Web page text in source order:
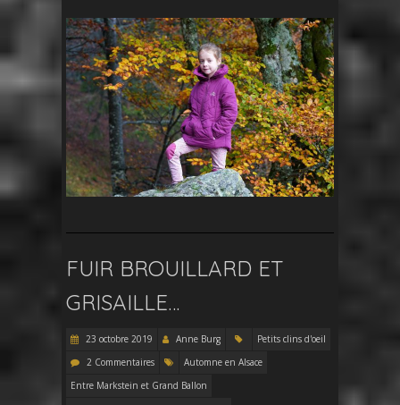
FUIR BROUILLARD ET
GRISAILLE…
23 octobre 2019 Anne Burg
Petits clins d'oeil
2 Commentaires
Automne en Alsace
Entre Markstein et Grand Ballon